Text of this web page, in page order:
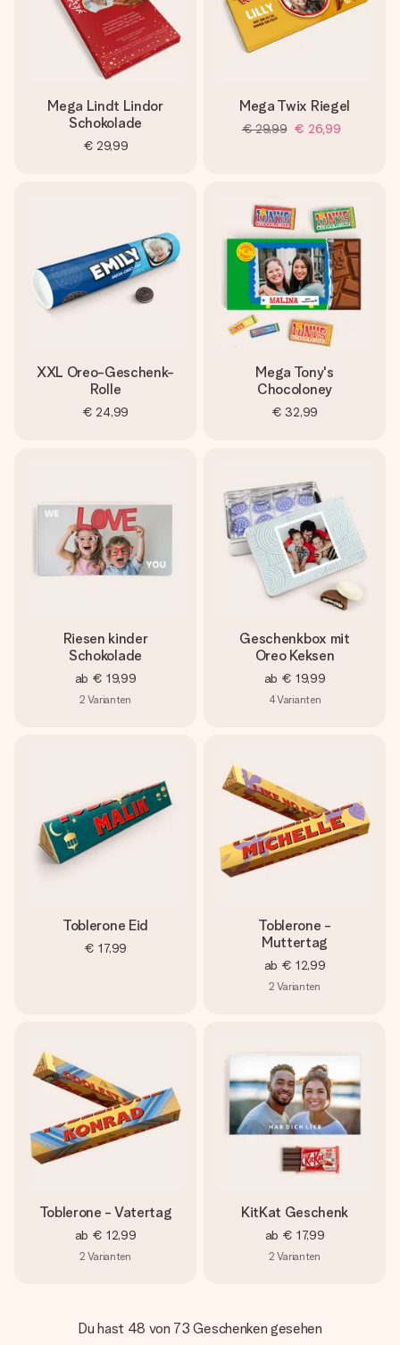
Mega Lindt Lindor
Schokolade
€ 29,99
Mega Twix Riegel
€ 29,99 € 26,99
XXL Oreo-Geschenk-
Rolle
€ 24,99
Mega Tony's
Chocoloney
€ 32,99
Riesen kinder
Schokolade
ab € 19,99
2 Varianten
Geschenkbox mit
Oreo Keksen
ab € 19,99
4Varianten
Toblerone Eid
€ 17,99
Toblerone -
Muttertag
ab € 12,99
2 Varianten
Toblerone - Vatertag
ab € 12,99
2 Varianten
KitKat Geschenk
ab € 17,99
2 Varianten
Du hast 48 von 73 Geschenken gesehen